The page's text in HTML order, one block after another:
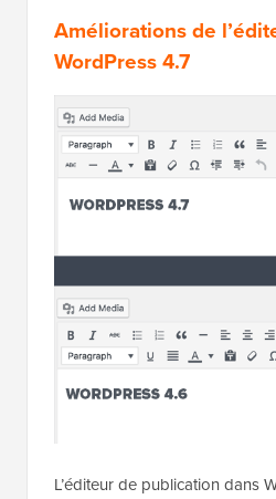
Améliorations de
WordPress 4.7
L’éditeur de publication dans